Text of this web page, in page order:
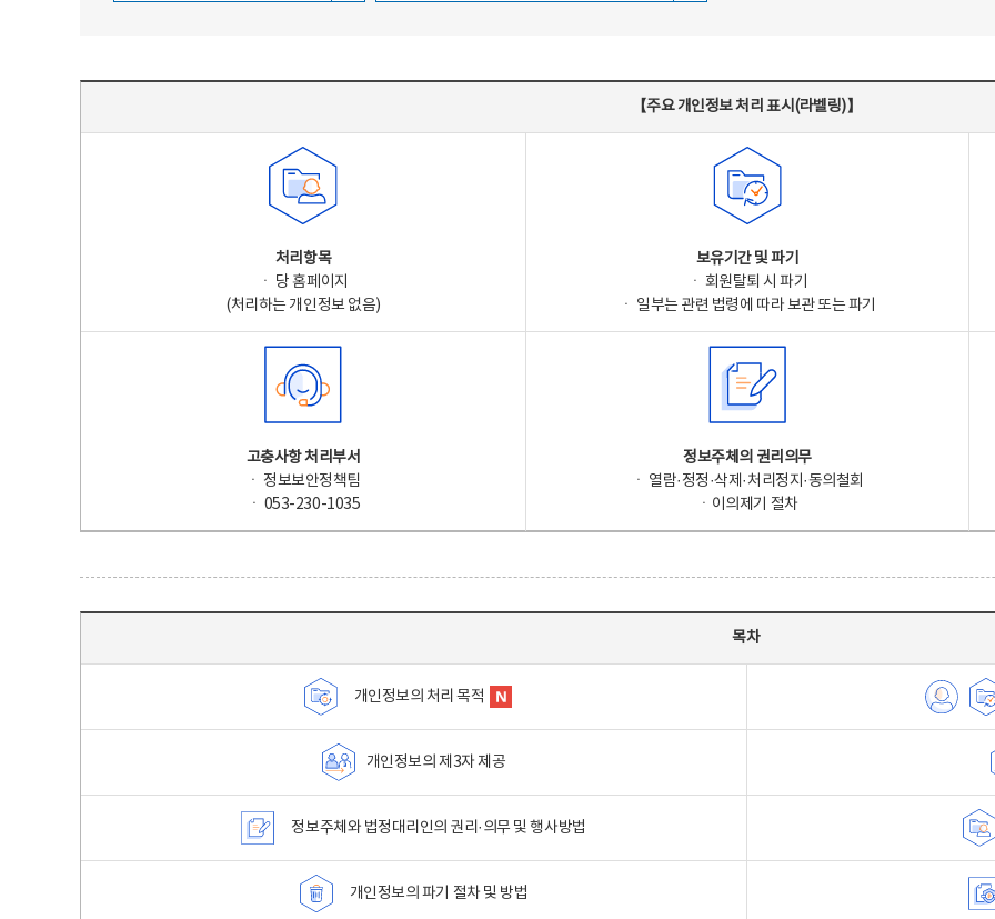
【주요 개인정보 처리 표시(라벨링)】
처리항목
ㆍ 당 홈페이지
(처리하는 개인정보 없음)
보유기간 및 파기
ㆍ 회원탈퇴 시 파기
ㆍ 일부는 관련 법령에 따라 보관 또는 파기
고충사항 처리부서
ㆍ 정보보안정책팀
ㆍ 053-230-1035
정보주체의 권리의무
ㆍ 열람·정정·삭제·처리정지·동의철회
ㆍ이의제기 절차
목차
개인정보의 처리 목적
개인정보의 제3자 제공
정보주체와 법정대리인의 권리·의무 및 행사방법
개인정보의 파기 절차 및 방법